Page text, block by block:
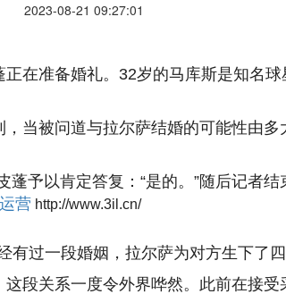
2023-08-21 09:27:01
在准备婚礼。32岁的马库斯是知名
当被问道与拉尔萨结婚的可能性由
予以肯定答复：“是的。”随后记者
营 http://www.3il.cn/
过一段婚姻，拉尔萨为对方生下了四
段关系一度令外界哗然。此前在接